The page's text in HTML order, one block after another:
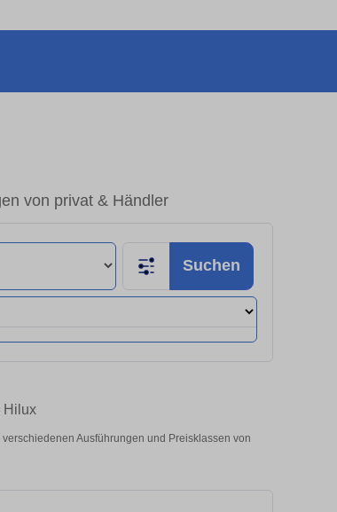
von privat & Händler
Suchen
Hilux
Ausführungen und Preisklassen von